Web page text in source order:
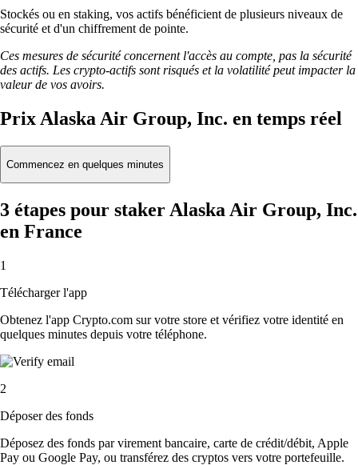
Stockés ou en staking, vos actifs bénéficient de plusieurs niveaux de
sécurité et d'un chiffrement de pointe.
Ces mesures de sécurité concernent l'accès au compte, pas la sécurité
des actifs. Les crypto-actifs sont risqués et la volatilité peut impacter la
valeur de vos avoirs.
Prix Alaska Air Group, Inc. en temps réel
Commencez en quelques minutes
3 étapes pour staker Alaska Air Group, Inc.
en France
1
Télécharger l'app
Obtenez l'app Crypto.com sur votre store et vérifiez votre identité en
quelques minutes depuis votre téléphone.
2
Déposer des fonds
Déposez des fonds par virement bancaire, carte de crédit/débit, Apple
Pay ou Google Pay, ou transférez des cryptos vers votre portefeuille.